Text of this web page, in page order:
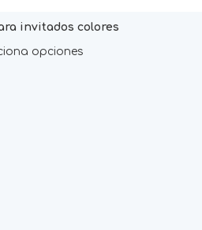
invitados colores
opciones